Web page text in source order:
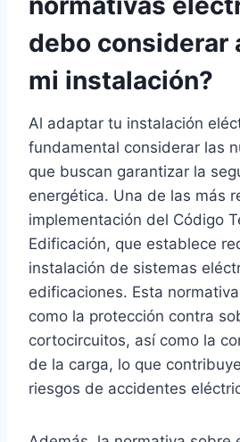
debo considerar
mi instalación?
Al adaptar tu instalación
fundamental considerar las
que buscan garantizar la
energética. Una de las más
implementación del Código
Edificación, que establece
instalación de sistemas
edificaciones. Esta
como la protección contra
cortocircuitos, así como la
de la carga, lo que
riesgos de accidentes